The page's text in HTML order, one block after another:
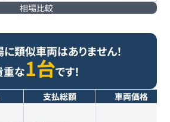
相場比較
類似車両はありません！
重な1台です！
支払総額 車両価格